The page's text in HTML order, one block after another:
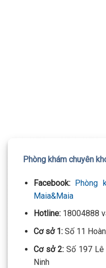
Phòng khám chuyên
Facebook: Phòng
Maia&Maia
Hotline:18004888
Cơ sở 1: Số 11
Cơ sở 2: Số 197 Lê
Ninh